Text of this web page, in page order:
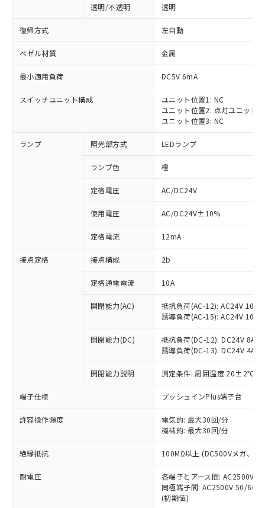
透明/不透明 透明
復帰方式 左自動
ベゼル材質 金属
最小適用負荷 DC5V 6mA
スイッチユニット構成
ユニット位置1: NC
ユニット位置2: 点灯ユニット
ユニット位置3: NC
ランプ 照光部方式 LEDランプ
ランプ色 橙
定格電圧 AC/DC24V
使用電圧 AC/DC24V±10%
定格電流 12mA
接点定格 接点構成 2b
定格通電電流 10A
開閉能力(AC)
抵抗負荷(AC-12): AC24V 10A/
誘導負荷(AC-15): AC24V
開閉能力(DC)
抵抗負荷(DC-12): DC24V 8A/
誘導負荷(DC-13): DC24V 4A/
開閉能力説明 測定条件: 周囲温度 20±2℃、
端子仕様 プッシュインPlus端子台
許容操作頻度
電気的: 最大30回/分
機械的: 最大30回/分
絶縁抵抗 100MΩ以上 (DC500Vメガ、点
耐電圧
各端子とアース間: AC2500V
同極端子間: AC2500V 50/
(初期値)
ご利用条件
以下の条件をお読みいただき、同意のうえ
ご利用ください。
本サービスは、当社制御機器事業取扱
商品の当社在庫状況および標準価格
(税抜)を提供させていただくもので
当社制御機器事業取扱商品の中には、
本サービスの対象外となる商品もある
ことをご了承ください。
在庫状況および標準価格照会結果は、
記載している更新日時点での社内デー
タに基づき作成されるものであり、閲
覧された時点での実際の在庫および標
準価格とは異なる場合があることをご
※1 対応状況
対応済み：EU RoHS指令（10物質）の
非含有に対応した製品が提供可能な商品で
す。
対応予定：EU RoHS指令（10物質）の非含
有に対応した製品に切り替える予定のある
対応予定なし：EU RoHS指令（10物質）の
非含有に非対応の商品で、対応品を出す予
定はありません。
調査・確認中：EU RoHS指令（10物質）の
非含有の対応状況を調査中または確認中の
非該当品：ライセンス料など無形物で、有
害物質有無と関係のない商品です。
仕入先様の事情により、非含有部品として
いたものが、含有品と判明した場合などや
むを得ず変更することがあります。
六価クロム(Cr(Ⅵ)) 1000ppm以下、ポリ臭化ビフェニル
類(PBB) 1000ppm以下、ポリ臭化ジフェニルエーテル類
「○」：最大均質材料含有率が中国RoHSの
基準値以下であることを示します。
「×」：最大均質材料含有率が中国RoHSの
基準値を超えていることを示します。
「－」：未確認です。当社販売部門へお問
*中国RoHS10物質の基準値 (GB/T26572)：
Pb(鉛) :1000ppm、 Hg(水銀) : 1000ppm、 Cd(カドミウ
Cr(Ⅵ)(六価クロム) : 1000ppm、 PBBs(ポリ臭化ビフェ
当社は、これら貴社製品のうち、外国
為替および外国貿易法に定める商品
（以下｢規制貨物等」という）を輸出
または国外への提供する場合は、日本
国政府の輸出許可(または役務取引許
可)を取得するなどの必要な手続きを